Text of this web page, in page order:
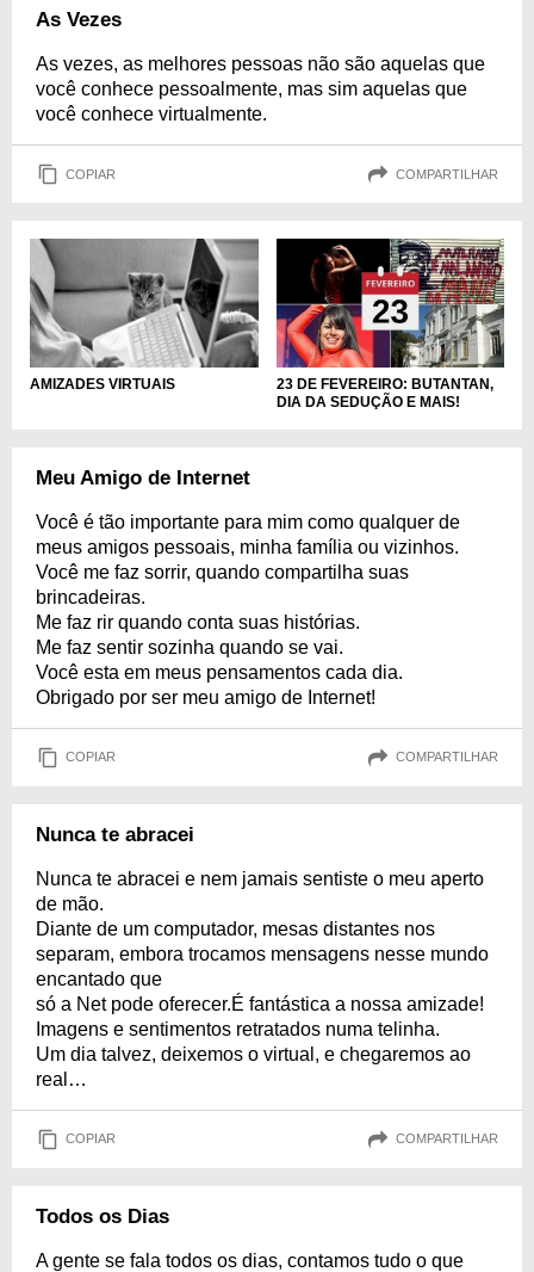
As Vezes
As vezes, as melhores pessoas não são aquelas que
você conhece pessoalmente, mas sim aquelas que
você conhece virtualmente.
COPIAR COMPARTILHAR
AMIZADES VIRTUAIS
23 DE FEVEREIRO: BUTANTAN,
DIA DA SEDUÇÃO E MAIS!
Meu Amigo de Internet
Você é tão importante para mim como qualquer de
meus amigos pessoais, minha família ou vizinhos.
Você me faz sorrir, quando compartilha suas
brincadeiras.
Me faz rir quando conta suas histórias.
Me faz sentir sozinha quando se vai.
Você esta em meus pensamentos cada dia.
Obrigado por ser meu amigo de Internet!
COPIAR COMPARTILHAR
Nunca te abracei
Nunca te abracei e nem jamais sentiste o meu aperto
de mão.
Diante de um computador, mesas distantes nos
separam, embora trocamos mensagens nesse mundo
encantado que
só a Net pode oferecer.É fantástica a nossa amizade!
Imagens e sentimentos retratados numa telinha.
Um dia talvez, deixemos o virtual, e chegaremos ao
real…
COPIAR COMPARTILHAR
Todos os Dias
A gente se fala todos os dias, contamos tudo o que